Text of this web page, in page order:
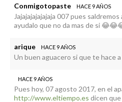
Conmigotopaste HACE 9 AÑOS
Jajajajajajajaja 007 pues
ayudalo que no da mas de si
arique HACE 9 AÑOS
Un buen aguacero si que te hace a
HACE 9 AÑOS
Pues hoy, 07 agosto 2017, en el
http://www.eltiempo.es dicen